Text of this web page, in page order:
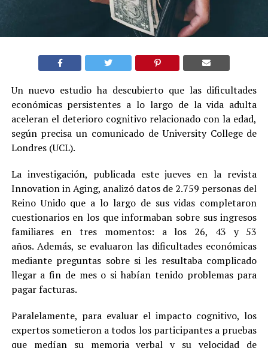
Un nuevo estudio ha descubierto que las dificultades
económicas persistentes a lo largo de la vida adulta
aceleran el deterioro cognitivo relacionado con la edad,
según precisa un comunicado de University College de
Londres (UCL).
La investigación, publicada este jueves en la revista
Innovation in Aging, analizó datos de 2.759 personas del
Reino Unido que a lo largo de sus vidas completaron
cuestionarios en los que informaban sobre sus ingresos
familiares en tres momentos: a los 26, 43 y 53
años. Además, se evaluaron las dificultades económicas
mediante preguntas sobre si les resultaba complicado
llegar a fin de mes o si habían tenido problemas para
pagar facturas.
Paralelamente, para evaluar el impacto cognitivo, los
expertos sometieron a todos los participantes a pruebas
que medían su memoria verbal y su velocidad de